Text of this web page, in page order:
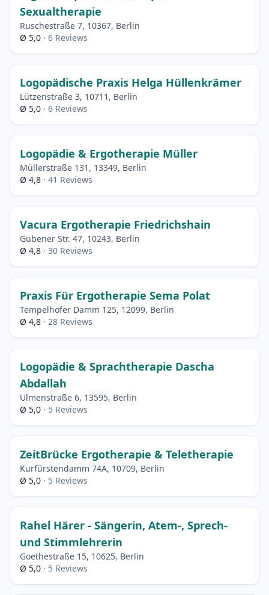
Sexualtherapie
Ruschestraße 7, 10367, Berlin
Ø 5,0 · 6 Reviews
Logopädische Praxis Helga Hüllenkrämer
Lützenstraße 3, 10711, Berlin
Ø 5,0 · 6 Reviews
Logopädie & Ergotherapie Müller
Müllerstraße 131, 13349, Berlin
Ø 4,8 · 41 Reviews
Vacura Ergotherapie Friedrichshain
Gubener Str. 47, 10243, Berlin
Ø 4,8 · 30 Reviews
Praxis Für Ergotherapie Sema Polat
Tempelhofer Damm 125, 12099, Berlin
Ø 4,8 · 28 Reviews
Logopädie & Sprachtherapie Dascha
Abdallah
Ulmenstraße 6, 13595, Berlin
Ø 5,0 · 5 Reviews
ZeitBrücke Ergotherapie & Teletherapie
Kurfürstendamm 74A, 10709, Berlin
Ø 5,0 · 5 Reviews
Rahel Härer - Sängerin, Atem-, Sprech-
und Stimmlehrerin
Goethestraße 15, 10625, Berlin
Ø 5,0 · 5 Reviews